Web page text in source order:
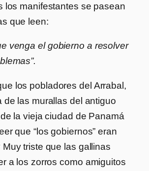
los manifestantes se pasean
que leen:
venga el gobierno a resolver
los pobladores del Arrabal,
de las murallas del antiguo
de la vieja ciudad de Panamá
que “los gobiernos” eran
triste que las gallinas
a los zorros como amiguitos